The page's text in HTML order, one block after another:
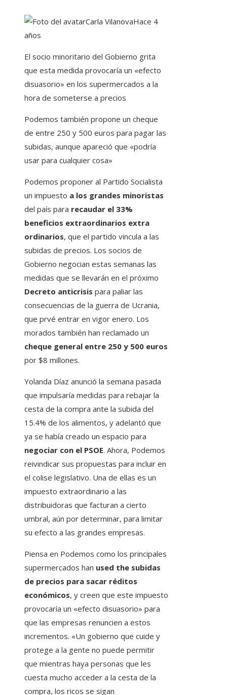
Carla VilanovaHace 4
años
El socio minoritario del Gobierno grita
que esta medida provocaría un «efecto
disuasorio» en los supermercados a la
hora de someterse a precios
Podemos también propone un cheque
de entre 250 y 500 euros para pagar las
subidas, aunque apareció que «podría
usar para cualquier cosa»
Podemos proponer al Partido Socialista
un impuesto a los grandes minoristas
del país para recaudar el 33%
beneficios extraordinarios extra
ordinarios, que el partido vincula a las
subidas de precios. Los socios de
Gobierno negocian estas semanas las
medidas que se llevarán en el próximo
Decreto anticrisis para paliar las
consecuencias de la guerra de Ucrania,
que prvé entrar en vigor enero. Los
morados también han reclamado un
cheque general entre 250 y 500 euros
por $8 millones.
Yolanda Díaz anunció la semana pasada
que impulsaría medidas para rebajar la
cesta de la compra ante la subida del
15.4% de los alimentos, y adelantó que
ya se había creado un espacio para
negociar con el PSOE. Ahora, Podemos
reivindicar sus propuestas para incluir en
el colise legislativo. Una de ellas es un
impuesto extraordinario a las
distribuidoras que facturan a cierto
umbral, aún por determinar, para limitar
su efecto a las grandes empresas.
Piensa en Podemos como los principales
supermercados han used the subidas
de precios para sacar réditos
económicos, y creen que este impuesto
provocaría un «efecto disuasorio» para
que las empresas renuncien a estos
incrementos. «Un gobierno que cuide y
protege a la gente no puede permitir
que mientras haya personas que les
cuesta mucho acceder a la cesta de la
compra, los ricos se sigan